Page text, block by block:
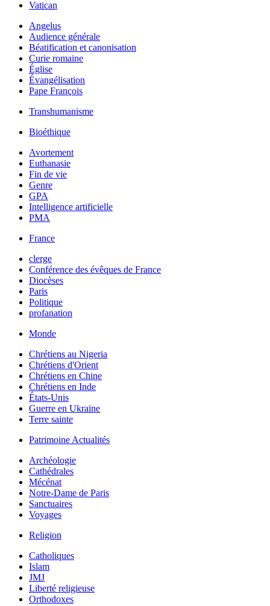
Vatican
Angelus
Audience générale
Béatification et canonisation
Curie romaine
Église
Évangélisation
Pape François
Transhumanisme
Bioéthique
Avortement
Euthanasie
Fin de vie
Genre
GPA
Intelligence artificielle
PMA
France
clerge
Conférence des évêques de France
Diocèses
Paris
Politique
profanation
Monde
Chrétiens au Nigeria
Chrétiens d'Orient
Chrétiens en Chine
Chrétiens en Inde
États-Unis
Guerre en Ukraine
Terre sainte
Patrimoine Actualités
Archéologie
Cathédrales
Mécénat
Notre-Dame de Paris
Sanctuaires
Voyages
Religion
Catholiques
Islam
JMJ
Liberté religieuse
Orthodoxes